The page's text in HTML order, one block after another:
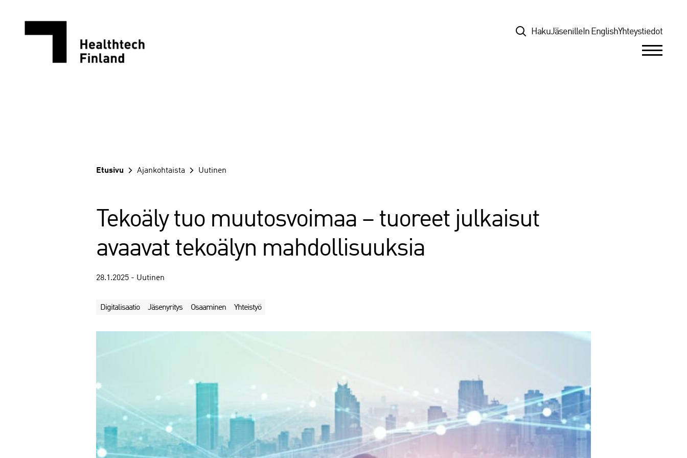
TopHakuJäsenille In EnglishYhteystiedot
Etusivu Ajankohtaista Uutinen
Tekoäly tuo muutosvoimaa – tuoreet julkaisut
avaavat tekoälyn mahdollisuuksia
28.1.2025 - Uutinen
Digitalisaatio Jäsenyritys Osaaminen Yhteistyö